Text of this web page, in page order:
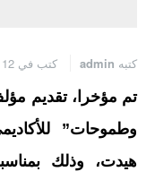
إنتاج “قلب
الرباط.. إطلاق مشروع
كتبه admin كتب في 12 نونبر 2021 - 4:56 م
تم مؤخرا، تقديم
وطموحات”
هيدت، وذلك